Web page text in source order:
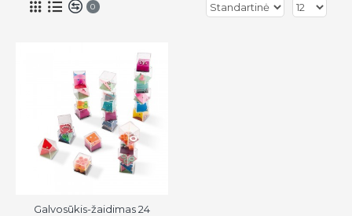
0
Galvosūkis-žaidimas 24